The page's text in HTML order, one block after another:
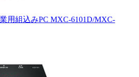
用組込みPC MXC-6101D/MXC-